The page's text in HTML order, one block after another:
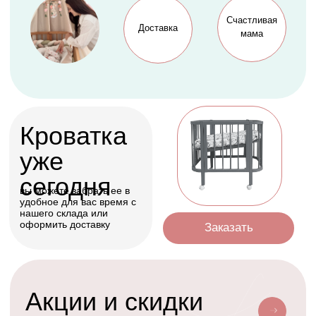
Оформить
Доставим ваш заказ курьером, почтой
или службой доставки